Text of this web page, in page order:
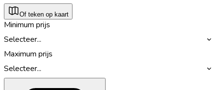
Of teken op kaart
Minimum prijs
Selecteer...
Maximum prijs
Selecteer...